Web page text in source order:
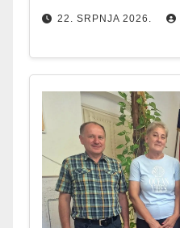
22. SRPNJA 2026.